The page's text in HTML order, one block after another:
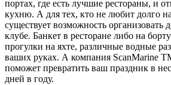
портах, где есть лучшие рестораны, и
кухню. А для тех, кто не любит долго
существует возможность организовать
клубе. Банкет в ресторане либо на
прогулки на яхте, различные водные
ваших руках. А компания ScanMarine
поможет превратить ваш праздник в
дней в году.